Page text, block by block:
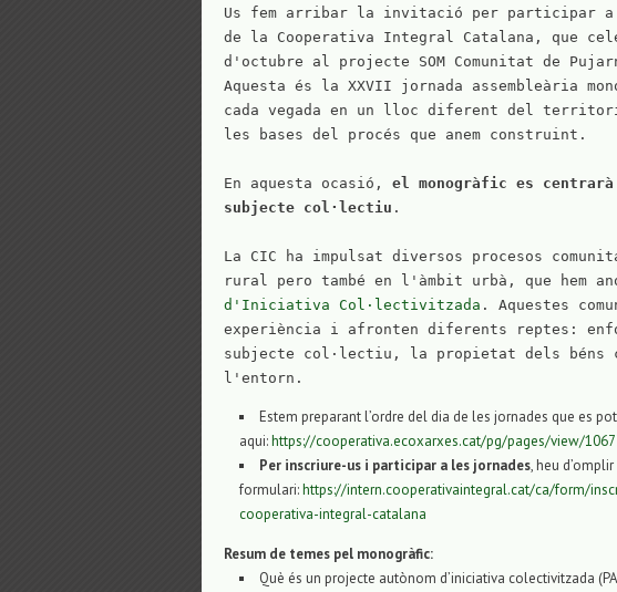
Us fem arribar la invitació per participar a
de la Cooperativa Integral Catalana, que
d'octubre al projecte SOM Comunitat de
Aquesta és la XXVII jornada assembleària
cada vegada en un lloc diferent del
les bases del procés que anem construint.
En aquesta ocasió, el monogràfic es
subjecte col·lectiu .
La CIC ha impulsat diversos procesos
rural pero també en l'àmbit urbà, que hem
d'Iniciativa Col·lectivitzada . Aquestes
experiència i afronten diferents reptes:
subjecte col·lectiu, la propietat dels béns
l'entorn.
Estem preparant l’ordre del dia de les jornades que es
aqui:https://cooperativa.ecoxarxes.cat/pg/pages/view/
Per inscriure-us i participar a les jornades, heu
formulari:https://intern.cooperativaintegral.cat/ca/form/
cooperativa-integral-catalana
Resum de temes pel monogràfic:
Què és un projecte autònom d’iniciativa colectivitzada